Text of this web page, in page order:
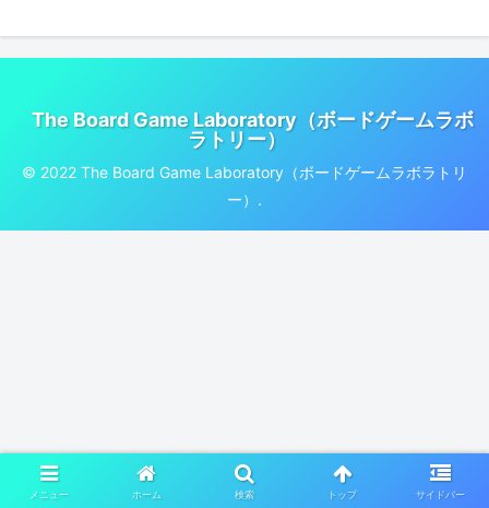
The Board Game Laboratory（ボードゲームラボ
ラトリー）
© 2022 The Board Game Laboratory（ボードゲームラボラトリ
ー）.
メニュー ホーム 検索 トップ サイドバー